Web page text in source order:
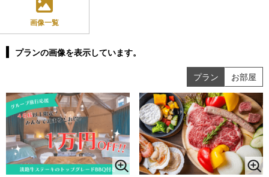
画像一覧
プランの画像を表示しています。
プラン お部屋